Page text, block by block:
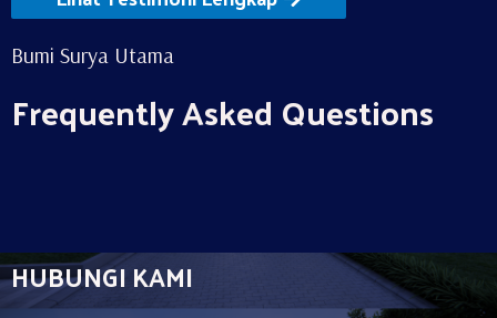
Bumi Surya Utama
Frequently Asked Questions
HUBUNGI KAMI